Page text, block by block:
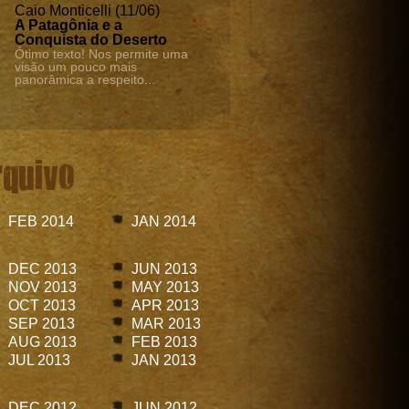
Caio Monticelli (11/06)
A Patagônia e a
Conquista do Deserto
Ótimo texto! Nos permite uma
visão um pouco mais
panorâmica a respeito...
FEB 2014 JAN 2014
DEC 2013
NOV 2013
OCT 2013
SEP 2013
AUG 2013
JUL 2013
JUN 2013
MAY 2013
APR 2013
MAR 2013
FEB 2013
JAN 2013